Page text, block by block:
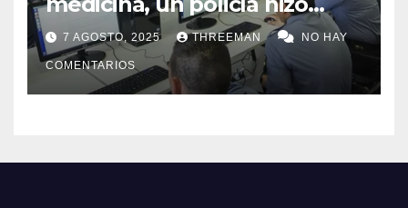
trampa en un examen para
obtener un ascenso en Santa
Fe y fue suspendido
7 AGOSTO, 2025 THREEMAN NO HAY
COMENTARIOS